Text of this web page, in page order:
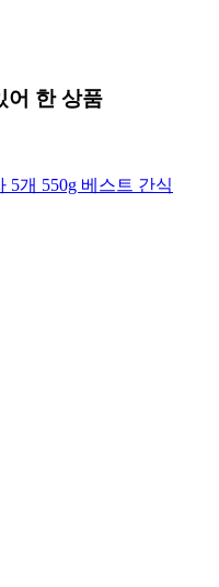
어 한 상품
개 550g 베스트 간식